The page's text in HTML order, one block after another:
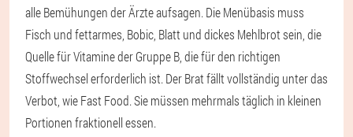
alle Bemühungen der Ärzte aufsagen. Die Menübasis muss
Fisch und fettarmes, Bobic, Blatt und dickes Mehlbrot sein, die
Quelle für Vitamine der Gruppe B, die für den richtigen
Stoffwechsel erforderlich ist. Der Brat fällt vollständig unter das
Verbot, wie Fast Food. Sie müssen mehrmals täglich in kleinen
Portionen fraktionell essen.